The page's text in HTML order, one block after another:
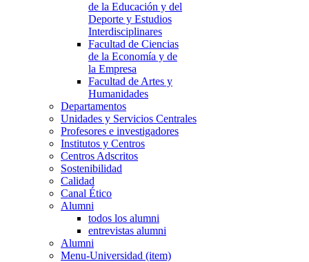
de la Educación y del
Deporte y Estudios
Interdisciplinares
Facultad de Ciencias
de la Economía y de
la Empresa
Facultad de Artes y
Humanidades
Departamentos
Unidades y Servicios Centrales
Profesores e investigadores
Institutos y Centros
Centros Adscritos
Sostenibilidad
Calidad
Canal Ético
Alumni
todos los alumni
entrevistas alumni
Alumni
Menu-Universidad (item)